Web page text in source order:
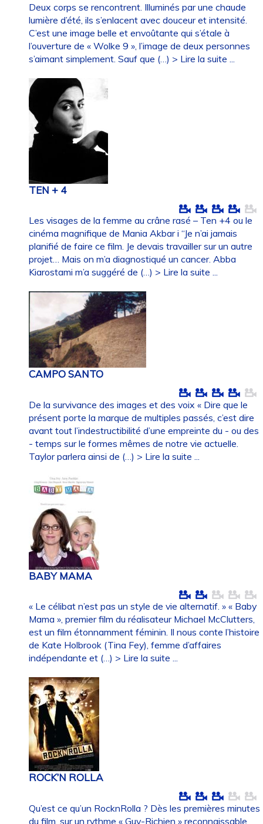
Deux corps se rencontrent. Illuminés par une chaude
lumière d’été, ils s’enlacent avec douceur et intensité.
C’est une image belle et envoûtante qui s’étale à
l’ouverture de « Wolke 9 », l’image de deux personnes
s’aimant simplement. Sauf que (…) > Lire la suite ...
TEN + 4
Les visages de la femme au crâne rasé – Ten +4 ou le
cinéma magnifique de Mania Akbar i “Je n’ai jamais
planifié de faire ce film. Je devais travailler sur un autre
projet… Mais on m’a diagnostiqué un cancer. Abba
Kiarostami m’a suggéré de (…) > Lire la suite ...
CAMPO SANTO
De la survivance des images et des voix « Dire que le
présent porte la marque de multiples passés, c’est dire
avant tout l’indestructibilité d’une empreinte du - ou des
- temps sur le formes mêmes de notre vie actuelle.
Taylor parlera ainsi de (…) > Lire la suite ...
BABY MAMA
« Le célibat n’est pas un style de vie alternatif. » « Baby
Mama », premier film du réalisateur Michael McClutters,
est un film étonnamment féminin. Il nous conte l’histoire
de Kate Holbrook (Tina Fey), femme d’affaires
indépendante et (…) > Lire la suite ...
ROCK’N ROLLA
Qu’est ce qu’un RocknRolla ? Dès les premières minutes
du film, sur un rythme « Guy-Richien » reconnaissable